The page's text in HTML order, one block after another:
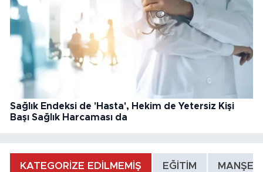
Sağlık Endeksi de 'Hasta', Hekim de Yetersiz Kişi
Başı Sağlık Harcaması da
KATEGORİZE EDİLMEMİŞ EĞİTİM MANŞET